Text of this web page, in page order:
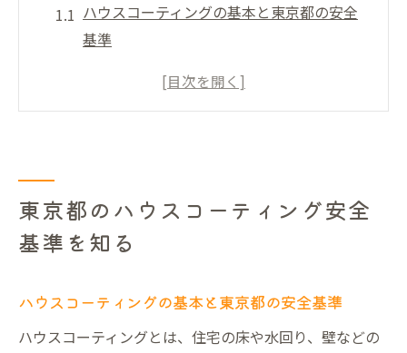
ハウスコーティングの基本と東京都の安全
基準
東京都で重視すべきコーティングの安全性
水回りコーティングの安全性と東京都の特
徴
び
家族の健康を守るハウスコーティングの選
東京都のハウスコーティング安全
基準を知る
ハウスコーティングの基本と東京都の安全基準
ハウスコーティングとは、住宅の床や水回り、壁などの